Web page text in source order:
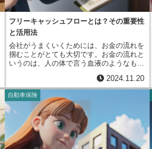
なってくれます。プロ代理店には、保険に
ついて深く学んだ知識豊富な相談員がいま
す。彼らは、様々な保険会社が提供する商
品を詳しく知っていて、お客様一人ひとり
の状況や希望を丁寧に聞き取り、最適な保
険を選び出すお手伝いをしてくれます。保
険のしくみは複雑で、難しい言葉が使われ
ていることも少なくありません。そのた
め、自分一人で内容を理解するのは大変で
す。プロ代理店では、専門用語を使わず
に、分かりやすい言葉で丁寧に説明してく
れるので、安心して相談できます。また、
プロ代理店は複数の保険会社の商品を取り
扱っているため、公平な立場で比較検討
し、お客様にとって最も良いプランを提案
してくれます。保険に加入した後も、更新
手続きや事故発生時の対応など、継続的な
フリーキャッシュフローとは？その重要性
と活用法
会社がうまくいくためには、お金の流れを
掴むことがとても大切です。お金の流れと
いうのは、人の体で言う血液のようなもの
可欠なものです。このお金の流れは、様々
な種類がありますが、中でも「自由に使え
るお金」は特に重要な指標です。これは、
会社が自由に使えるお金のことで、会社の
これから伸びる力を見るのに役立ちます。
このお金の流れを理解すると、会社の財布
の中身がどれくらいあるのか、これからど
うなるのかを予想することができます。会
2024.11.20
自動車保険